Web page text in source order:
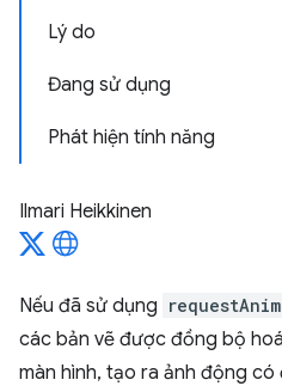
Lý do
Đang sử dụng
Phát hiện tính năng
Ilmari Heikkinen
Nếu đã sử dụng
các bản vẽ được đồng bộ
màn hình, tạo ra ảnh động